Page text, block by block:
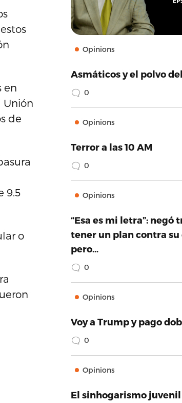
en
Unión
de
9.5
o
Opinions
Asmáticos y el polvo
0
Opinions
Terror a las 10 AM
0
Opinions
“Esa es mi letra”: negó
tener un plan contra su
pero…
0
Opinions
Voy a Trump y pago
0
Opinions
El sinhogarismo